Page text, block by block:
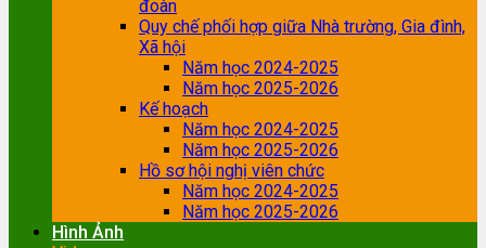
đoàn
Quy chế phối hợp giữa Nhà trường, Gia đình,
Xã hội
Năm học 2024-2025
Năm học 2025-2026
Kế hoạch
Năm học 2024-2025
Năm học 2025-2026
Hồ sơ hội nghị viên chức
Năm học 2024-2025
Năm học 2025-2026
Hình Ảnh